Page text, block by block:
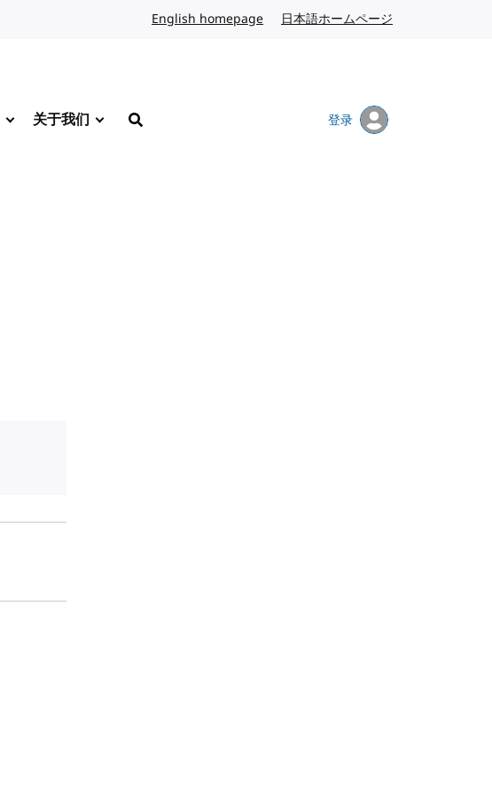
English homepage 英文日本語ホームページ
关于我们
搜索
登录